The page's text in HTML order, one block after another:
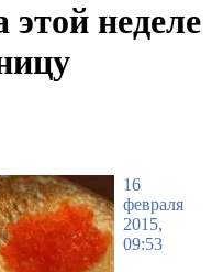
неделе
16
февраля
2015,
09:53